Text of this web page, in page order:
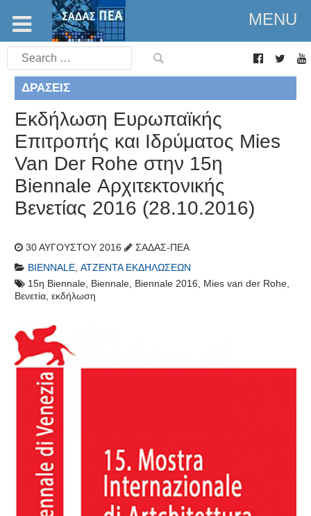
MENU
Search
for:
ΔΡΆΣΕΙΣ
Εκδήλωση Ευρωπαϊκής
Επιτροπής και Ιδρύματος Mies
Van Der Rohe στην 15η
Biennale Αρχιτεκτονικής
Βενετίας 2016 (28.10.2016)
30 ΑΥΓΟΎΣΤΟΥ 2016
ΣΑΔΑΣ-ΠΕΑ
BIENNALE, ΑΤΖΈΝΤΑ ΕΚΔΗΛΏΣΕΩΝ
15η Biennale, Biennale, Biennale 2016, Mies van der Rohe,
Βενετία, εκδήλωση